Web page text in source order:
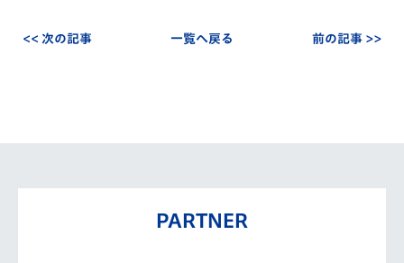
<< 次の記事 一覧へ戻る 前の記事 >>
PARTNER